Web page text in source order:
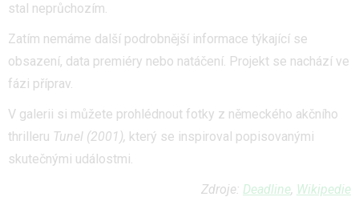
stal neprůchozím.
Zatím nemáme další podrobnější informace týkající se
obsazení, data premiéry nebo natáčení. Projekt se nachází ve
fázi příprav.
V galerii si můžete prohlédnout fotky z německého akčního
thrilleru Tunel (2001), který se inspiroval popisovanými
skutečnými událostmi.
Zdroje: Deadline, Wikipedie